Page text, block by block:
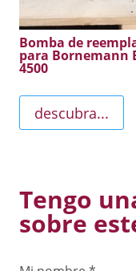
Bomba de
para Bornemann
4500
descubra...
Tengo
sobre